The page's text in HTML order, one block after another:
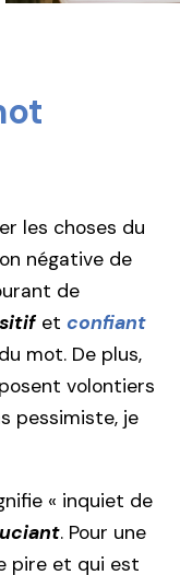
les choses du
négative de
de
et confiant
mot. De plus,
volontiers
pessimiste, je
« inquiet de
. Pour une
pire et qui est